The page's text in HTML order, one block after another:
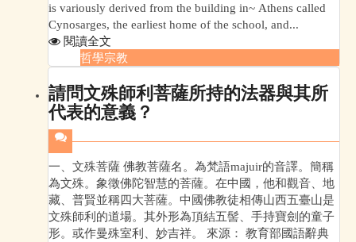
is variously derived from the building in~ Athens called
Cynosarges, the earliest home of the school, and...
閱讀全文
哲學宗教
請問文殊師利菩薩所持的法器與其所
代表的意義？
一、文殊菩薩 佛教菩薩名。為梵語majuir的音譯。簡稱
為文殊。象徵佛陀智慧的菩薩。在中國，他和觀音、地
藏、普賢並稱四大菩薩。中國佛教徒相傳山西五臺山是
文殊師利的道場。其外形為頂結五髻、手持寶劍的童子
形。或作曼殊室利、妙吉祥。 來源： 教育部國語辭典